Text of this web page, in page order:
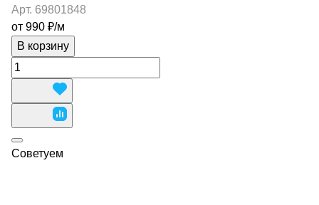
Арт. 69801848
от 990 ₽/м
В корзину
Советуем